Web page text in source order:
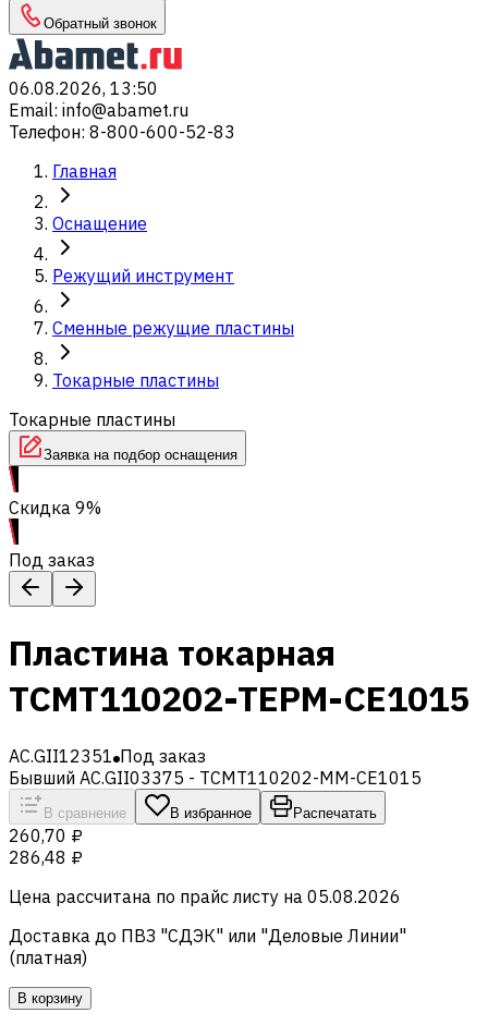
Обратный звонок
06.08.2026, 13:50
Email: info@abamet.ru
Телефон: 8-800-600-52-83
Главная
Оснащение
Режущий инструмент
Сменные режущие пластины
Токарные пластины
Токарные пластины
Заявка на подбор оснащения
Скидка 9%
Под заказ
Пластина токарная
TCMT110202-TEPM-CE1015
AC.GII12351 Под заказ
Бывший AC.GII03375 - TCMT110202-MM-CE1015
В сравнение В избранное Распечатать
260,70 ₽
286,48 ₽
Цена рассчитана по прайс листу на 05.08.2026
Доставка до ПВЗ "СДЭК" или "Деловые Линии"
(платная)
В корзину